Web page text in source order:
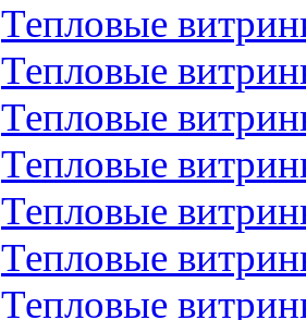
Тепловые
Тепловые
Тепловые
Тепловые
Тепловые
Тепловые
Тепловые